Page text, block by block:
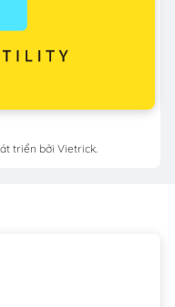
triển bởi Vietrick.